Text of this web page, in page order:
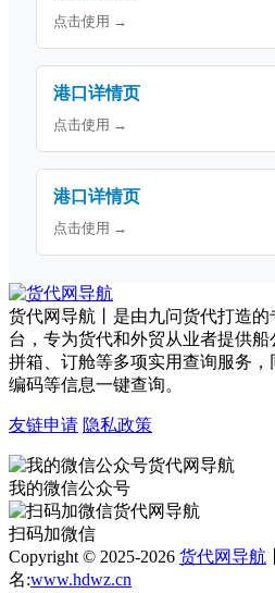
点击使用 →
港口详情页
点击使用 →
港口详情页
点击使用 →
货代网导航丨是由九问货代打造的
台，专为货代和外贸从业者提供船
拼箱、订舱等多项实用查询服务，
编码等信息一键查询。
友链申请 隐私政策
我的微信公众号
扫码加微信
Copyright © 2025-2026 货代网导航
名:www.hdwz.cn